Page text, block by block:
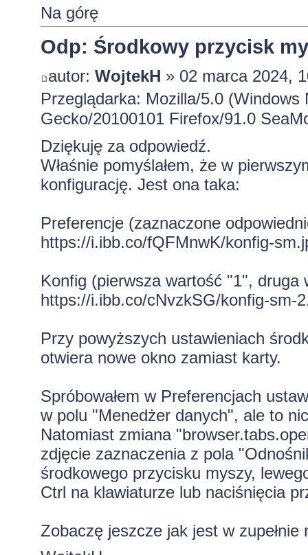
Na górę
Odp: Środkowy przycisk
autor: WojtekH » 02 marca 2024,
Przeglądarka: Mozilla/5.0
Gecko/20100101 Firefox/91.0
Dziękuję za odpowiedź.
Właśnie pomyślałem, że w
konfigurację. Jest ona taka:
Preferencje (zaznaczone
https://i.ibb.co/fQFMnwK/konfig-
Konfig (pierwsza wartość "1", druga
https://i.ibb.co/cNvzkSG/konfig-sm-
Przy powyższych ustawieniach
otwiera nowe okno zamiast karty.
Spróbowałem w Preferencjach
w polu "Menedżer danych", ale to
Natomiast zmiana
zdjęcie zaznaczenia z pola
środkowego przycisku myszy,
Ctrl na klawiaturze lub naciśnięcia
Zobaczę jeszcze jak jest w